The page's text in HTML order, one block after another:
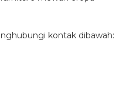
kontak dibawah: